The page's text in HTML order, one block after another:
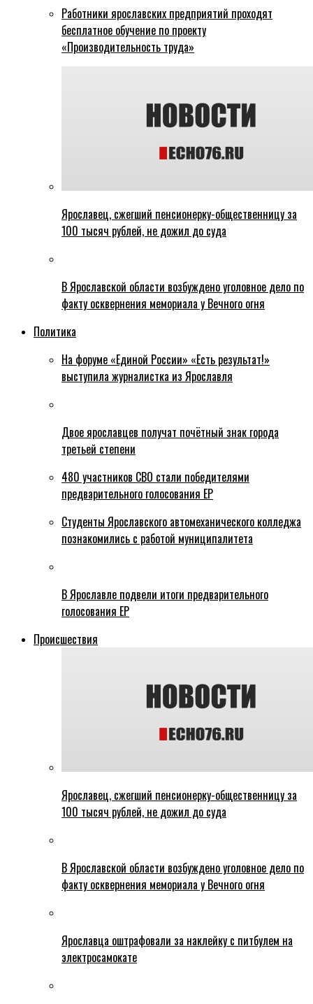
Работники ярославских предприятий проходят
бесплатное обучение по проекту
«Производительность труда»
Ярославец, сжегший пенсионерку-общественницу за
100 тысяч рублей, не дожил до суда
В Ярославской области возбуждено уголовное дело по
факту осквернения мемориала у Вечного огня
Политика
На форуме «Единой России» «Есть результат!»
выступила журналистка из Ярославля
Двое ярославцев получат почётный знак города
третьей степени
480 участников СВО стали победителями
предварительного голосования ЕР
Студенты Ярославского автомеханического колледжа
познакомились с работой муниципалитета
В Ярославле подвели итоги предварительного
голосования ЕР
Происшествия
Ярославец, сжегший пенсионерку-общественницу за
100 тысяч рублей, не дожил до суда
В Ярославской области возбуждено уголовное дело по
факту осквернения мемориала у Вечного огня
Ярославца оштрафовали за наклейку с питбулем на
электросамокате